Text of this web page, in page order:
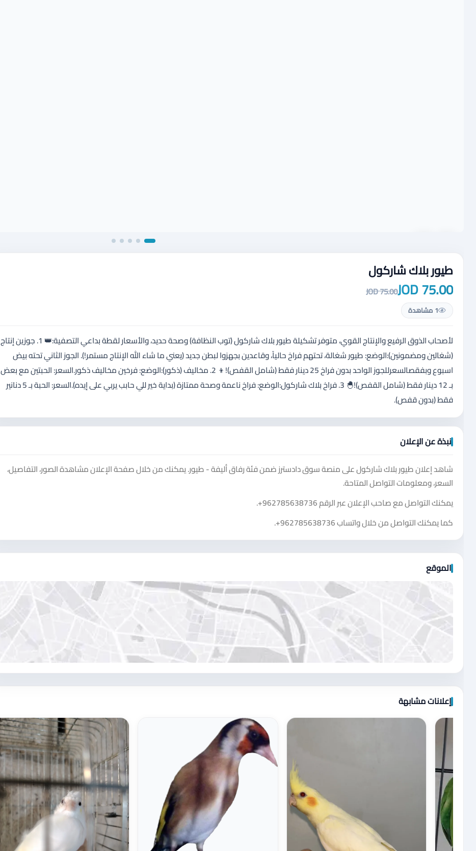
طيور بلاك شاركول
75.00 JOD
75.00 JOD
1 مشاهدة
لأصحاب الذوق الرفيع والإنتاج القوي، متوفر تشكيلة طيور بلاك شاركول (توب النظافة) وصحة حديد، والأسعار لقطة بداعي التصفية: ​👑 1. جوزين إنتاج
(شغالين ومضمونين): ​الوضع: طيور شغالة، تحتهم فراخ حالياً، وقاعدين بجهزوا لبطن جديد (يعني ما شاء الله الإنتاج مستمر!). الجوز الثاني تحته بيض
اسبوع وبفقص ​السعرللجوز الواحد بدون فراخ 25 دينار فقط (شامل القفص)! ​👦 2. مخاليف (ذكور): ​الوضع: فرخين مخاليف ذكور. ​السعر: الحبتين مع بعض
بـ 12 دينار فقط (شامل القفص)! ​🐣 3. فراخ بلاك شاركول: ​الوضع: فراخ ناعمة وصحة ممتازة (بداية خير للي حابب يربي على إيده). ​السعر: الحبة بـ 5 دنانير
فقط (بدون قفص).
نبذة عن الإعلان
شاهد إعلان طيور بلاك شاركول على منصة سوق دادسترز ضمن فئة رفاق أليفة - طيور. يمكنك من خلال صفحة الإعلان مشاهدة الصور، التفاصيل،
السعر، ومعلومات التواصل المتاحة.
يمكنك التواصل مع صاحب الإعلان عبر الرقم+962785638736
.
كما يمكنك التواصل من خلال واتساب+962785638736
.
الموقع
اضغط لتحميل الموقع
إعلانات مشابهة